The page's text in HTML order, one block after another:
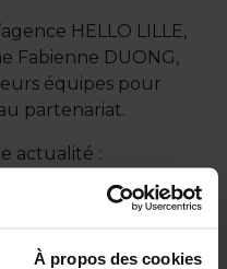
À propos des cookies
HELLO LILLE,
Fabienne DUONG,
équipes pour
partenariat.
actualité :